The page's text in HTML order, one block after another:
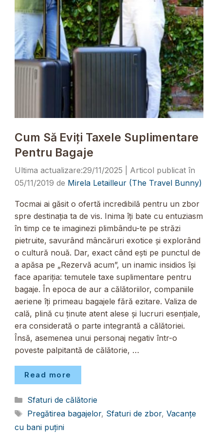
Cum Să Eviți Taxele Suplimentare
Pentru Bagaje
29/11/2025
05/11/2019 de Mirela Letailleur (The Travel Bunny)
Tocmai ai găsit o ofertă incredibilă pentru un zbor
spre destinația ta de vis. Inima îți bate cu entuziasm
în timp ce te imaginezi plimbându-te pe străzi
pietruite, savurând mâncăruri exotice și explorând
o cultură nouă. Dar, exact când ești pe punctul de
a apăsa pe „Rezervă acum”, un inamic insidios își
face apariția: temutele taxe suplimentare pentru
bagaje. În epoca de aur a călătoriilor, companiile
aeriene îți primeau bagajele fără ezitare. Valiza de
cală, plină cu ținute atent alese și lucruri esențiale,
era considerată o parte integrantă a călătoriei.
Însă, asemenea unui personaj negativ într-o
poveste palpitantă de călătorie, …
Read more
Categorii
Sfaturi de călătorie
Etichete
Pregătirea bagajelor, Sfaturi de zbor, Vacanțe
cu bani puțini